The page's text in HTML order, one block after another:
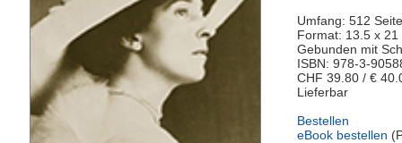
Umfang: 512
Format: 13.5 x 21
Gebunden mit
ISBN: 978-3-
CHF 39.80 / €
Lieferbar
Bestellen
eBook bestellen